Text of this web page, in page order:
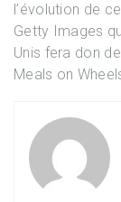
l’évolution de
Getty Images
Unis fera don
Meals on